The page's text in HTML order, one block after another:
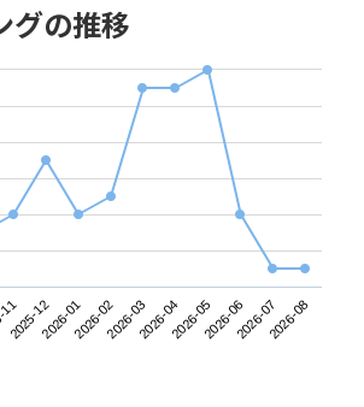
グの推移
2025-122026-012026-022026-032026-042026-052026-062026-072026-08